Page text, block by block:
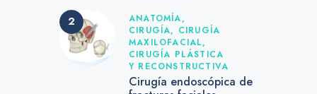
ANATOMÍA,
CIRUGÍA, CIRUGÍA
MAXILOFACIAL,
CIRUGÍA PLÁSTICA
Y RECONSTRUCTIVA
Cirugía endoscópica de